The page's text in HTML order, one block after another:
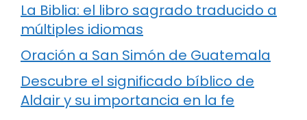
La Biblia: el libro sagrado traducido a
múltiples idiomas
Oración a San Simón de Guatemala
Descubre el significado bíblico de
Aldair y su importancia en la fe